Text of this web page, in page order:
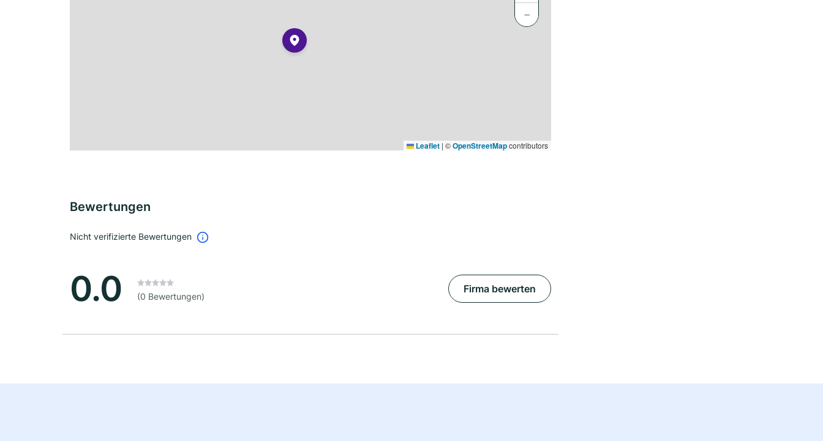
−
Leaflet | ©OpenStreetMapcontributors
Bewertungen
Nicht verifizierte Bewertungen
0.0 (0 Bewertungen)
Firma bewerten